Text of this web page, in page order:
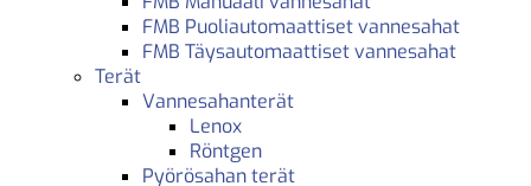
FMB Puoliautomaattiset vannesahat
FMB Täysautomaattiset vannesahat
Terät
Vannesahanterät
Lenox
Röntgen
Pyörösahan terät